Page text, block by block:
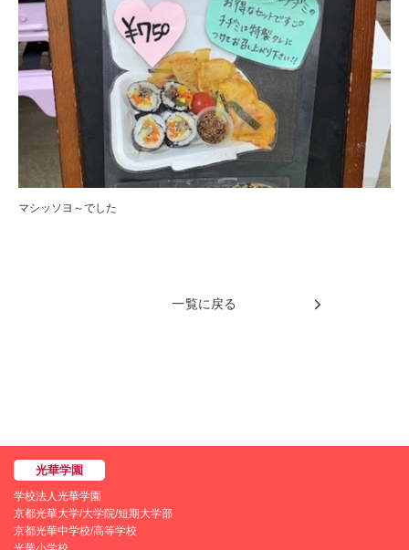
マシッソヨ～でした
一覧に戻る
学校法人光華学園
京都光華大学/大学院/短期大学部
京都光華中学校/高等学校